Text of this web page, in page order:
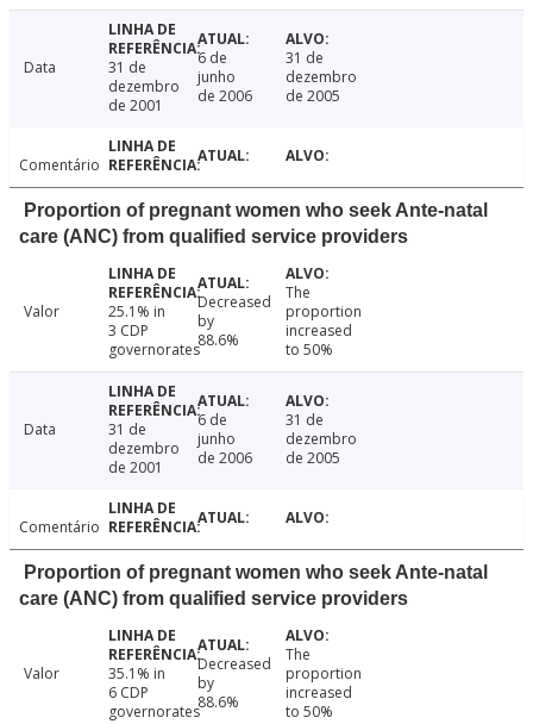
Data
31 de
dezembro
de 2001
6 de
junho
de 2006
31 de
dezembro
de 2005
Comentário
Proportion of pregnant women who seek Ante-natal
care (ANC) from qualified service providers
Valor
25.1% in
3 CDP
governorates
Decreased
by
88.6%
The
proportion
increased
to 50%
Data
31 de
dezembro
de 2001
6 de
junho
de 2006
31 de
dezembro
de 2005
Comentário
Proportion of pregnant women who seek Ante-natal
care (ANC) from qualified service providers
Valor
35.1% in
6 CDP
governorates
Decreased
by
88.6%
The
proportion
increased
to 50%